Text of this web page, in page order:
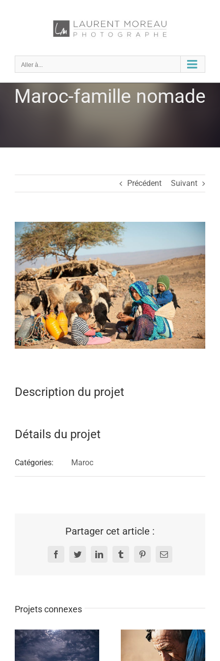
Aller à...
Maroc-famille nomade
Précédent Suivant
View
Larger
Image
Description du projet
Détails du projet
Catégories: Maroc
Partager cet article :
FacebookTwitterLinkedInTumblrPinterestEmail
Projets connexes